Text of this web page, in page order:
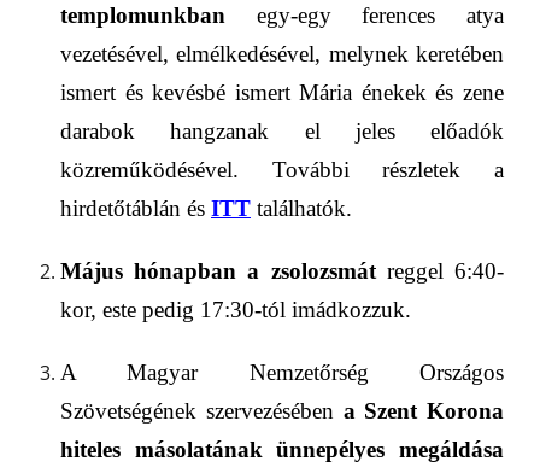
templomunkban
egy-egy ferences atya
vezetésével,elmélkedésével, melynek keretében
ismert és kevésbé ismert Mária énekek és zene
darabok hangzanak el jeles előadók
közreműködésével. További részletek a
hirdetőtáblán és ITT találhatók.
Május hónapban a zsolozsmát reggel 6:40-
kor, este pedig 17:30-tól imádkozzuk.
A Magyar NemzetőrségOrszágos
Szövetségének szervezésében a Szent Korona
hiteles másolatának ünnepélyesmegáldása